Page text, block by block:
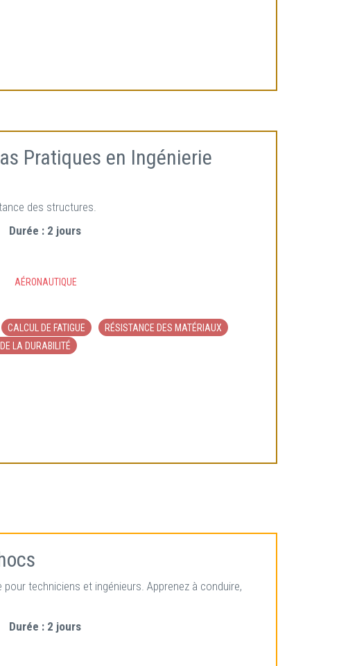
Pratiques en Ingénierie
des structures.
Durée : 2 jours
AÉRONAUTIQUE
CALCUL DE FATIGUE
RÉSISTANCE DES MATÉRIAUX
LA DURABILITÉ
techniciens et ingénieurs. Apprenez à conduire,
Durée : 2 jours